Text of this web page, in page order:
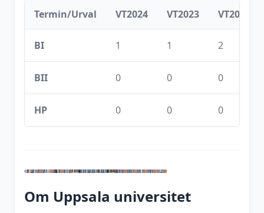
Termin/Urval VT2024 VT2023 VT2022
BI 1 1 2
BII 0 0 0
HP 0 0 0
Om Uppsala universitet